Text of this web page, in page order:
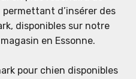
d’insérer des
disponibles sur notre
en Essonne.
pour chien disponibles